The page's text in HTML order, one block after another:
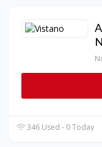
346 Used - 0 Today